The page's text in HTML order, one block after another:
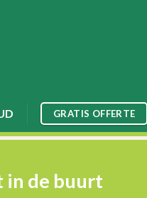
GRATIS OFFERTE
in de buurt